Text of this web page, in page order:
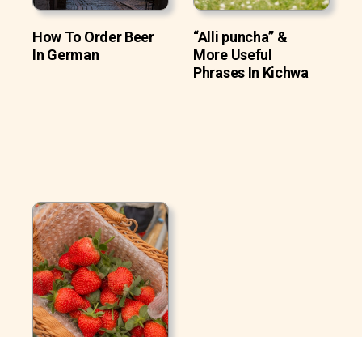
How To Order Beer
In German
“Alli puncha” &
More Useful
Phrases In Kichwa